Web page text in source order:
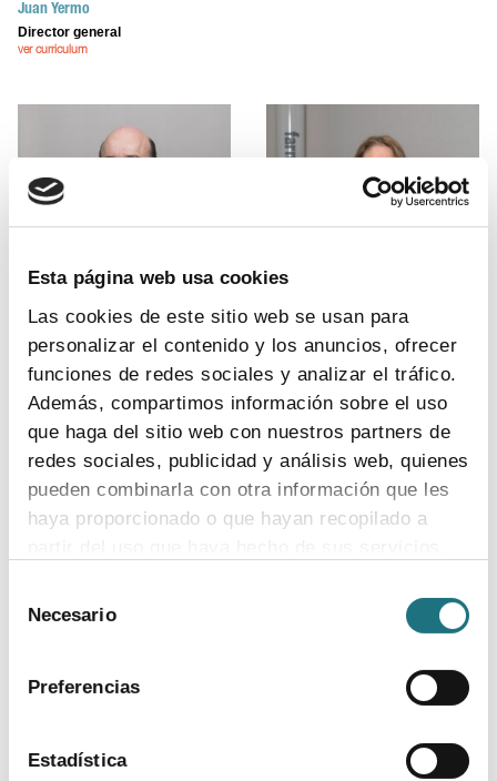
Esta página web usa cookies
Las cookies de este sitio web se usan para
personalizar el contenido y los anuncios, ofrecer
funciones de redes sociales y analizar el tráfico.
Además, compartimos información sobre el uso
que haga del sitio web con nuestros partners de
redes sociales, publicidad y análisis web, quienes
pueden combinarla con otra información que les
haya proporcionado o que hayan recopilado a
Para más información puede acceder a nuestra
Necesario
Preferencias
Estadística
Juan Yermo
Director general
ver curriculum
Javier Urzay
Subdirector General
Ana Bosch
Directora del Departamento
ver curriculum
Pedro Luis Sánchez